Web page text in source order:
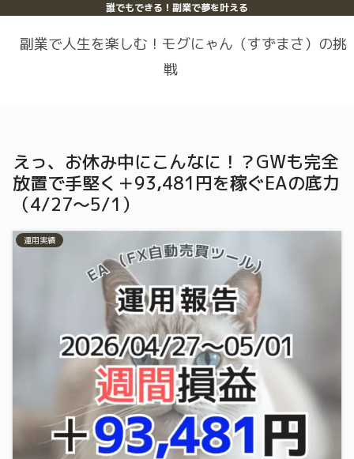
誰でもできる！副業で夢を叶える
副業で人生を楽しむ！モグにゃん（すずまさ）の挑
戦
えっ、お休み中にこんなに！？GWも完全
放置で手堅く＋93,481円を稼ぐEAの底力
（4/27〜5/1）
運用実績